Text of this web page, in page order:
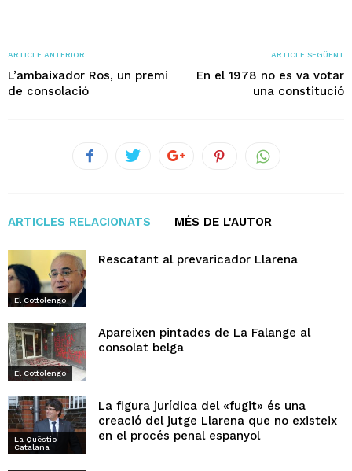
ARTICLE ANTERIOR
L’ambaixador Ros, un premi
de consolació
ARTICLE SEGÜENT
En el 1978 no es va votar
una constitució
ARTICLES RELACIONATS MÉS DE L'AUTOR
El Cottolengo
Rescatant al prevaricador Llarena
El Cottolengo
Apareixen pintades de La Falange al
consolat belga
La Quëstio
Catalana
La figura jurídica del «fugit» és una
creació del jutge Llarena que no existeix
en el procés penal espanyol